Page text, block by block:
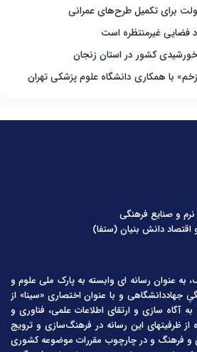
برای تکمیل طرح‌های عمرانی
فضایی غیرمنتظره است
خورشیدی کشور در استان زنجان
با همکاری دانشگاه علوم پزشکی تهران
و صنایع فرهنگی
دانش بنیان (ستفا)
به عنوان رسانه ای وابسته به پارک ملی علوم و
جهاددانشگاهی و با عنوان اختصاری «سینا» از
کمک به آگاه سازی و ارتقای اطلاعات علمی، فناوری و
از ظرفیتهای این رسانه در فرهنگ‌سازی و ترویج
و فرهنگ و در چارچوب مقررات موضوعه کشوری